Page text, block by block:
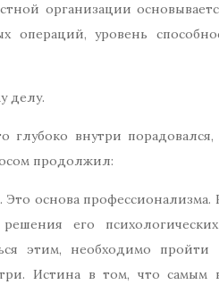
организации
операций, уровень
делу.
внутри порадовался,
продолжил:
основа профессионализма.
его
этим, необходимо
Истина в том, что самым